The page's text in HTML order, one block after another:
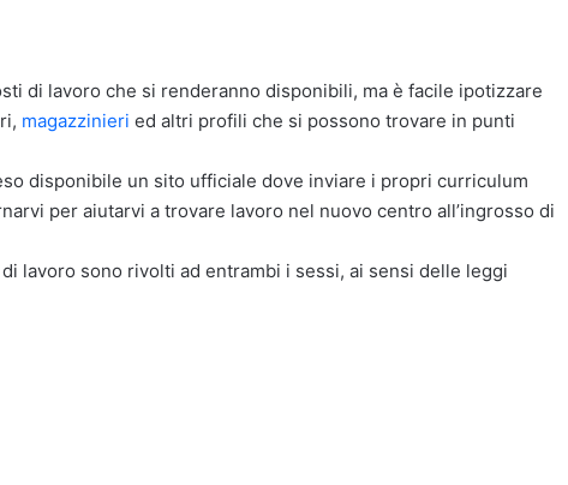
di lavoro che si renderanno disponibili, ma è facile ipotizzare
magazzinieri ed altri profili che si possono trovare in punti
disponibile un sito ufficiale dove inviare i propri curriculum
per aiutarvi a trovare lavoro nel nuovo centro all’ingrosso di
lavoro sono rivolti ad entrambi i sessi, ai sensi delle leggi